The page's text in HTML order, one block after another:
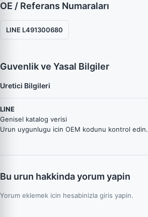
OE / Referans Numaraları
LINE L491300680
Guvenlik ve Yasal Bilgiler
Uretici Bilgileri
LINE
Genisel katalog verisi
Urun uygunlugu icin OEM kodunu kontrol edin.
Bu urun hakkinda yorum yapin
Yorum eklemek icin hesabinizla giris yapin.